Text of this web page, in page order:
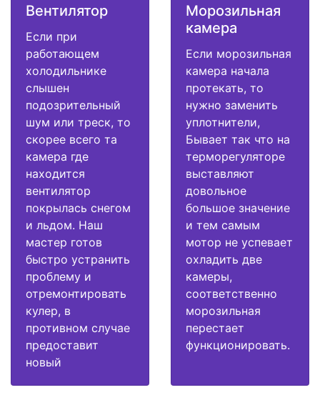
Вентилятор
Если при
работающем
холодильнике
слышен
подозрительный
шум или треск, то
скорее всего та
камера где
находится
вентилятор
покрылась снегом
и льдом. Наш
мастер готов
быстро устранить
проблему и
отремонтировать
кулер, в
противном случае
предоставит
новый
Морозильная
камера
Если морозильная
камера начала
протекать, то
нужно заменить
уплотнители,
Бывает так что на
терморегуляторе
выставляют
довольное
большое значение
и тем самым
мотор не успевает
охладить две
камеры,
соответственно
морозильная
перестает
функционировать.